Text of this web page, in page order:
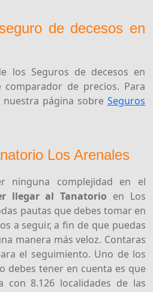
de decesos en
los Seguros de decesos en
comparador de precios. Para
página sobre Seguros
Los Arenales
ninguna complejidad en el
llegar al Tanatorio en Los
pautas que debes tomar en
a seguir, a fin de que puedas
manera más veloz. Contaras
el seguimiento. Uno de los
debes tener en cuenta es que
con 8.126 localidades de las